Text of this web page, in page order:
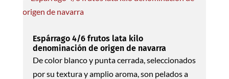
Espárrago 4/6 frutos lata kilo
denominación de origen de navarra
De color blanco y punta cerrada, seleccionados
por su textura y amplio aroma, son pelados a